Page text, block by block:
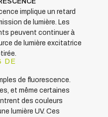
implique un retard
de lumière. Les
peuvent continuer à
de lumière excitatrice
DE
de fluorescence.
et même certaines
des couleurs
lumière UV. Ces